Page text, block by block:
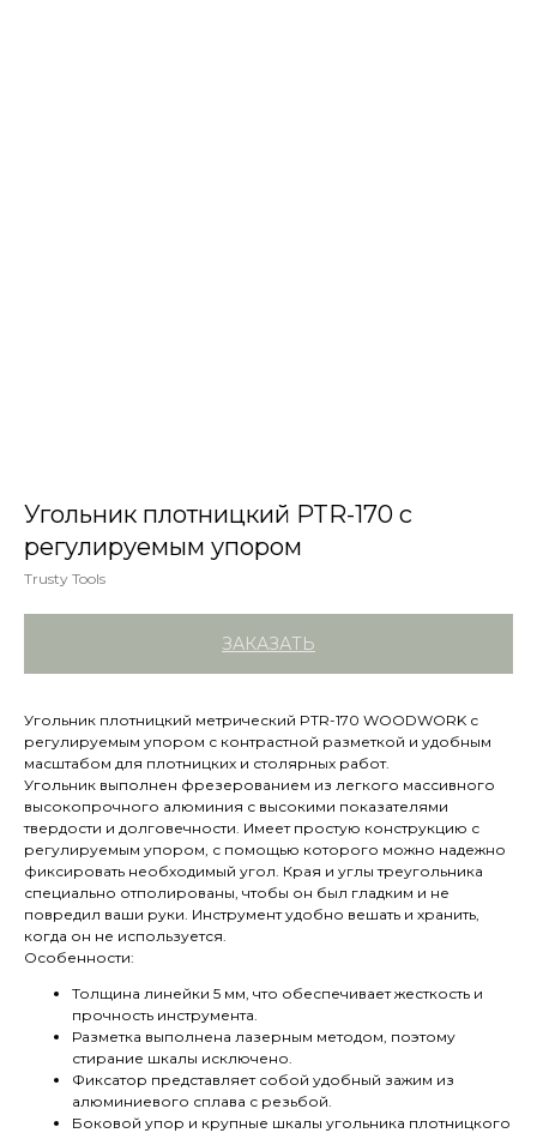
Угольник плотницкий PTR-170 с
регулируемым упором
Trusty Tools
ЗАКАЗАТЬ
Угольник плотницкий метрический PTR-170 WOODWORK с
регулируемым упором с контрастной разметкой и удобным
масштабом для плотницких и столярных работ.
Угольник выполнен фрезерованием из легкого массивного
высокопрочного алюминия с высокими показателями
твердости и долговечности. Имеет простую конструкцию с
регулируемым упором, с помощью которого можно надежно
фиксировать необходимый угол. Края и углы треугольника
специально отполированы, чтобы он был гладким и не
повредил ваши руки. Инструмент удобно вешать и хранить,
когда он не используется.
Особенности:
Толщина линейки 5 мм, что обеспечивает жесткость и
прочность инструмента.
Разметка выполнена лазерным методом, поэтому
стирание шкалы исключено.
Фиксатор представляет собой удобный зажим из
алюминиевого сплава с резьбой.
Боковой упор и крупные шкалы угольника плотницкого